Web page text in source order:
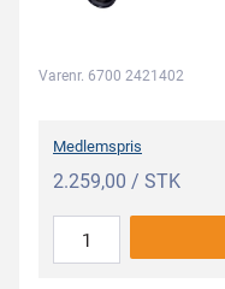
Varenr. 6700 2421402
Medlemspris
2.259,00 / STK